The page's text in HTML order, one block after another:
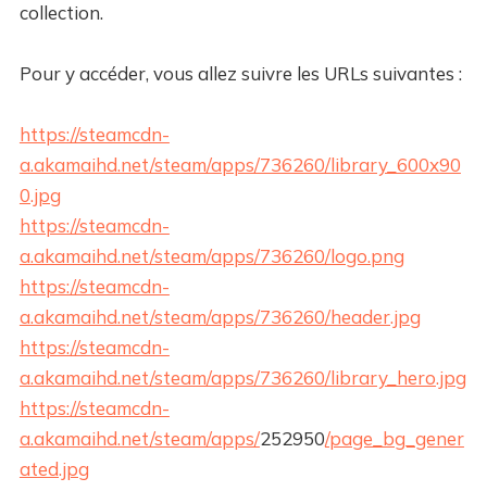
collection.
Pour y accéder, vous allez suivre les URLs suivantes :
https://steamcdn-
a.akamaihd.net/steam/apps/736260/library_600x90
0.jpg
https://steamcdn-
a.akamaihd.net/steam/apps/736260/logo.png
https://steamcdn-
a.akamaihd.net/steam/apps/736260/header.jpg
https://steamcdn-
a.akamaihd.net/steam/apps/736260/library_hero.jpg
https://steamcdn-
a.akamaihd.net/steam/apps/252950/page_bg_gener
ated.jpg